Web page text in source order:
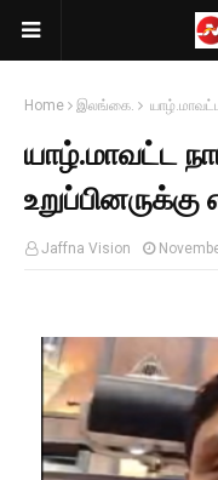
Home இலங்கை.
யாழ்.மாவட்ட
உறுப்பினருக்கு
Jaffna Vision